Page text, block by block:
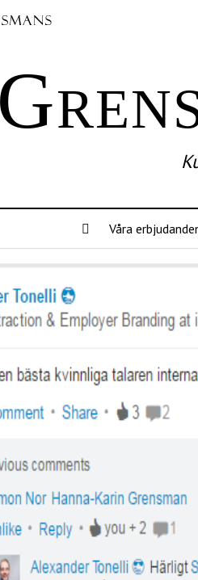
Våra